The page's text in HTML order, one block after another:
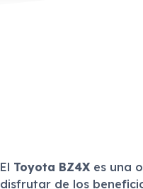
El Toyota BZ4Xes una
disfrutar de los